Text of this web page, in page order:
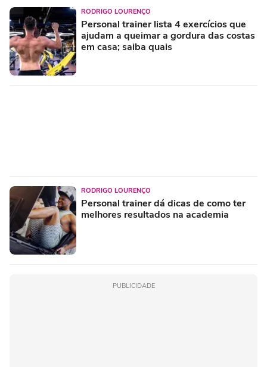
RODRIGO LOURENÇO
Personal trainer lista 4 exercícios que
ajudam a queimar a gordura das costas
em casa; saiba quais
RODRIGO LOURENÇO
Personal trainer dá dicas de como ter
melhores resultados na academia
PUBLICIDADE